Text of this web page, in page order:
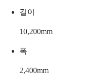
길이
10,200mm
폭
2,400mm